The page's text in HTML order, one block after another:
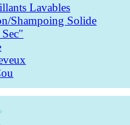
Lavables
Shampoing Solide